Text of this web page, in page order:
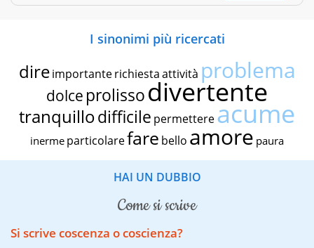
I sinonimi più ricercati
dire importante richiestaattività problema
dolce prolissodivertente
tranquillodifficile permettereacume
inerme particolarefare bello amore paura
HAI UN DUBBIO
come si scrive
Si scrive coscenza o coscienza?